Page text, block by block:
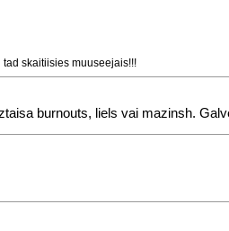
tad skaitiisies muuseejais!!!
burnouts, liels vai mazinsh.